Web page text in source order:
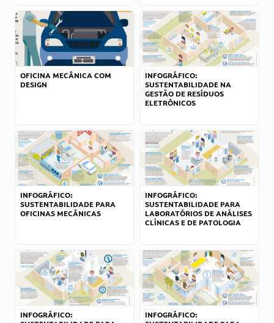
OFICINA MECÂNICA COM
DESIGN
INFOGRÁFICO:
SUSTENTABILIDADE NA
GESTÃO DE RESÍDUOS
ELETRÔNICOS
INFOGRÁFICO:
SUSTENTABILIDADE PARA
OFICINAS MECÂNICAS
INFOGRÁFICO:
SUSTENTABILIDADE PARA
LABORATÓRIOS DE ANÁLISES
CLÍNICAS E DE PATOLOGIA
INFOGRÁFICO:
INFOGRÁFICO: